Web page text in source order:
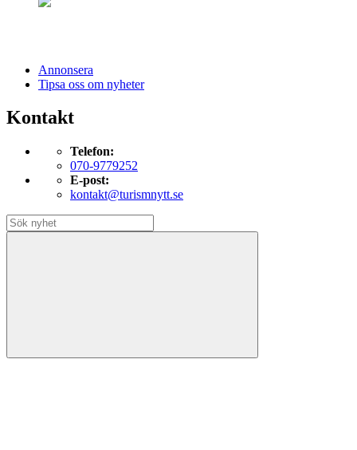
Annonsera
Tipsa oss om nyheter
Kontakt
Telefon:
070-9779252
E-post:
kontakt@turismnytt.se